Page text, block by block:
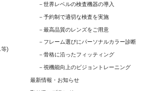
等)
世界レベルの検査機器の導入
予約制で適切な検査を実施
最高品質のレンズをご用意
フレーム選びにパーソナルカラー診断
骨格に沿ったフィッティング
視機能向上のビジョントレーニング
最新情報・お知らせ